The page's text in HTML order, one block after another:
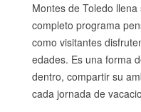
Montes de Toledo
completo programa
como visitantes
edades. Es una forma
dentro, compartir su
cada jornada de